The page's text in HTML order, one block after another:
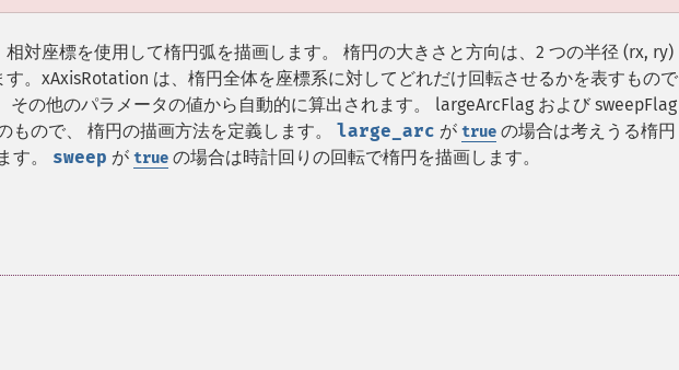
対座標を使用して楕円弧を描画します。 楕円の大きさと方向は、2 つの半径 (rx, ry)
す。xAxisRotation は、楕円全体を座標系に対してどれだけ回転させるかを表すもので
その他のパラメータの値から自動的に算出されます。 largeArcFlag および sweepFlag
もので、 楕円の描画方法を定義します。 large_arc が true の場合は考えうる楕円
す。 sweep が true の場合は時計回りの回転で楕円を描画します。